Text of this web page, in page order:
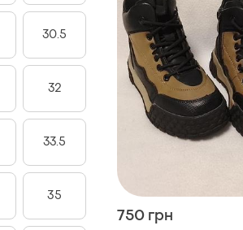
30.5
32
33.5
35
750 грн